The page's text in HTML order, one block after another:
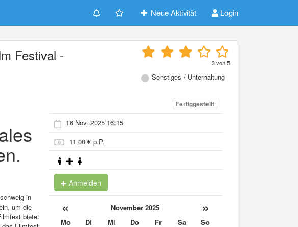
Neue Aktivität Login
Festival - 3von5
Sonstiges / Unterhaltung
in
um die
bietet
Fertiggestellt
16 Nov. 2025 16:15
11,00 € p.P.
Anmelden
« November 2025 »
Mo Di Mi Do Fr Sa
So